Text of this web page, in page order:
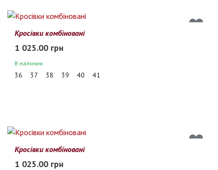
Кросівки комбіновані
1 025.00 грн
В наличии
36 37 38 39 40 41
Кросівки комбіновані
1 025.00 грн